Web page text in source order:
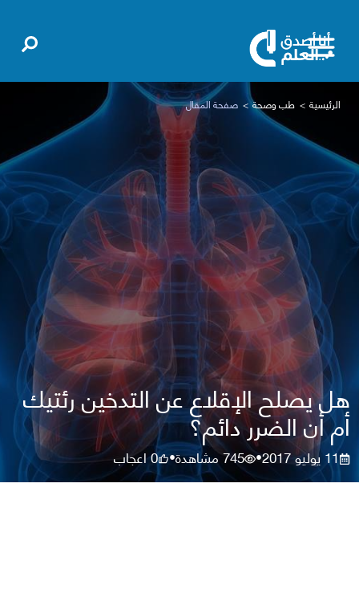
الرئيسية طب وصحة صفحة المقال
هل يصلح الإقلاع عن التدخين رئتيك
أم أن الضرر دائم؟
11 يوليو 2017 •
745مشاهدة•
0اعجاب